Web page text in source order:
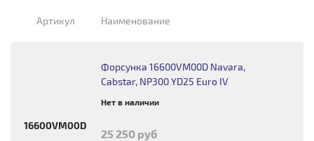
Артикул Наименование
16600VM00D
Форсунка 16600VM00D Navara,
Cabstar, NP300 YD25 Euro IV
Нет в наличии
25 250 руб